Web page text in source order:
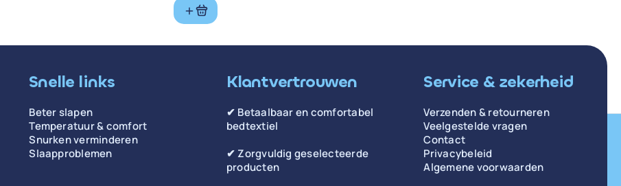
Snelle links
Beter slapen
Temperatuur & comfort
Snurken verminderen
Slaapproblemen
Klantvertrouwen
✔ Betaalbaar en comfortabel
bedtextiel
✔ Zorgvuldig geselecteerde
producten
Service & zekerheid
Verzenden & retourneren
Veelgestelde vragen
Contact
Privacybeleid
Algemene voorwaarden